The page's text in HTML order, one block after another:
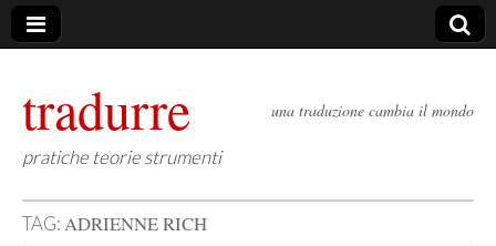
tradurre
pratiche teorie strumenti
una traduzione cambia il mondo
TAG:ADRIENNE RICH